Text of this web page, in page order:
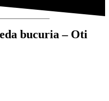
bucuria – Oti